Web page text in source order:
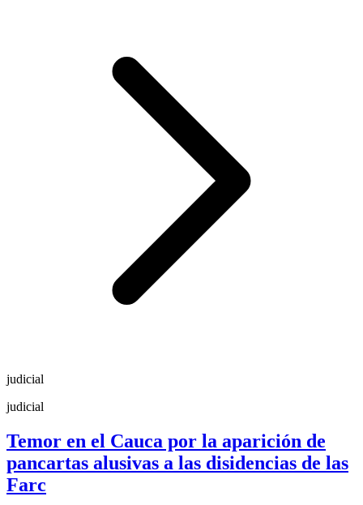
judicial
judicial
Temor en el Cauca por la aparición de
pancartas alusivas a las disidencias de las
Farc